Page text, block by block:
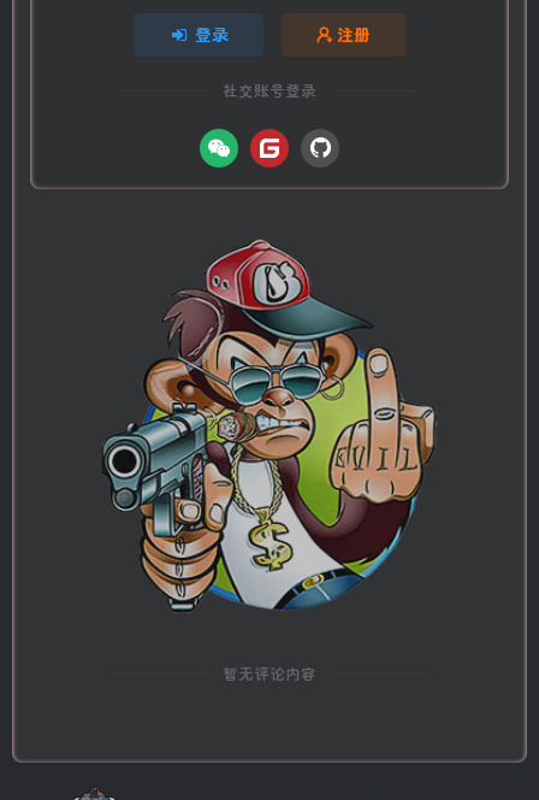
登录 注册
社交账号登录
暂无评论内容